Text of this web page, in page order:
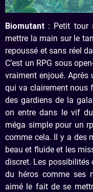
Biomutant : Petit tour
mettre la main sur le
repoussé et sans réel
C’est un RPG sous
vraiment enjoué. Après
qui va clairement nous
des gardiens de la
on entre dans le vif
méga simple pour un
comme cela. Il y a des
beau et fluide et les
discret. Les possibilités
du héros comme ses
aimé le fait de se